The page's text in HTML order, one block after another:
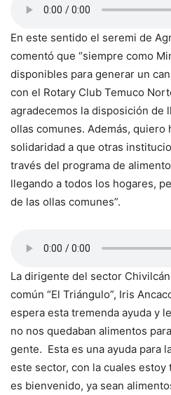
En este sentido el seremi de
comentó que “siempre como
disponibles para generar un
con el Rotary Club Temuco
agradecemos la disposición de
ollas comunes. Además, quiero
solidaridad a que otras
través del programa de
llegando a todos los hogares,
de las ollas comunes”.
La dirigente del sector
común “El Triángulo”, Iris
espera esta tremenda ayuda y
no nos quedaban alimentos
gente. Esta es una ayuda para
este sector, con la cuales estoy
es bienvenido, ya sean